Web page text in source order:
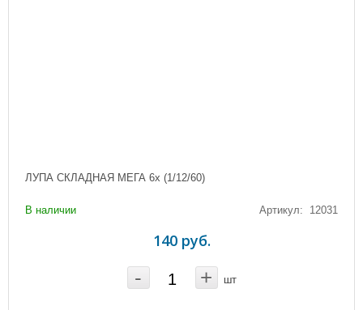
ЛУПА СКЛАДНАЯ МЕГА 6х (1/12/60)
В наличии Артикул: 12031
140 руб.
- + шт